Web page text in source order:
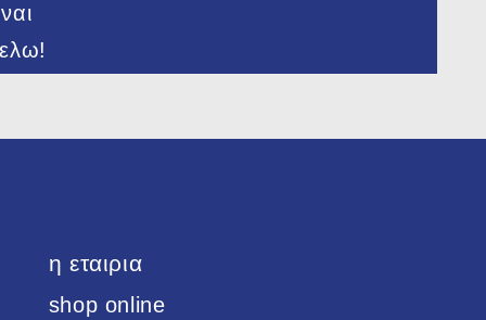
ναι
η εταιρια
shop online